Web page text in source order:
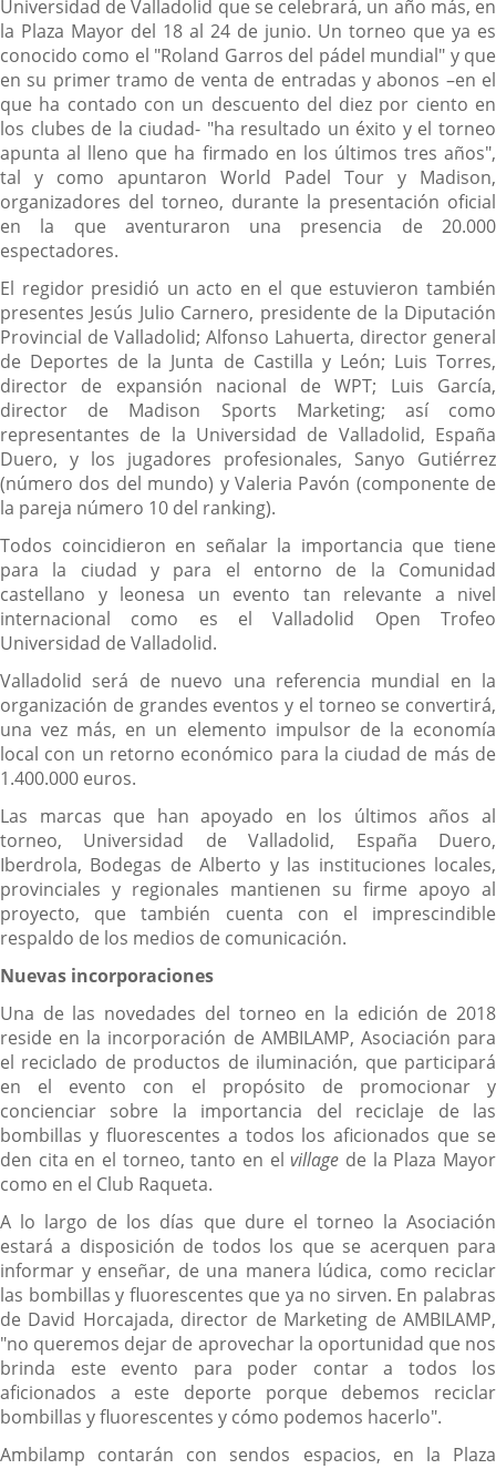
Universidad de Valladolid que se celebrará, un año más, en
la Plaza Mayor del 18 al 24 de junio. Un torneo que ya es
conocido como el "Roland Garros del pádel mundial" y que
en su primer tramo de venta de entradas y abonos –en el
que ha contado con un descuento del diez por ciento en
los clubes de la ciudad- "ha resultado un éxito y el torneo
apunta al lleno que ha firmado en los últimos tres años",
tal y como apuntaron World Padel Tour y Madison,
organizadores del torneo, durante la presentación oficial
en la que aventuraron una presencia de 20.000
espectadores.
El regidor presidió un acto en el que estuvieron también
presentes Jesús Julio Carnero, presidente de la Diputación
Provincial de Valladolid; Alfonso Lahuerta, director general
de Deportes de la Junta de Castilla y León; Luis Torres,
director de expansión nacional de WPT; Luis García,
director de Madison Sports Marketing; así como
representantes de la Universidad de Valladolid, España
Duero, y los jugadores profesionales, Sanyo Gutiérrez
(número dos del mundo) y Valeria Pavón (componente de
la pareja número 10 del ranking).
Todos coincidieron en señalar la importancia que tiene
para la ciudad y para el entorno de la Comunidad
castellano y leonesa un evento tan relevante a nivel
internacional como es el Valladolid Open Trofeo
Universidad de Valladolid.
Valladolid será de nuevo una referencia mundial en la
organización de grandes eventos y el torneo se convertirá,
una vez más, en un elemento impulsor de la economía
local con un retorno económico para la ciudad de más de
1.400.000 euros.
Las marcas que han apoyado en los últimos años al
torneo, Universidad de Valladolid, España Duero,
Iberdrola, Bodegas de Alberto y las instituciones locales,
provinciales y regionales mantienen su firme apoyo al
proyecto, que también cuenta con el imprescindible
respaldo de los medios de comunicación.
Nuevas incorporaciones
Una de las novedades del torneo en la edición de 2018
reside en la incorporación de AMBILAMP, Asociación para
el reciclado de productos de iluminación, que participará
en el evento con el propósito de promocionar y
concienciar sobre la importancia del reciclaje de las
bombillas y fluorescentes a todos los aficionados que se
den cita en el torneo, tanto en elvillage de la Plaza Mayor
como en el Club Raqueta.
A lo largo de los días que dure el torneo la Asociación
estará a disposición de todos los que se acerquen para
informar y enseñar, de una manera lúdica, como reciclar
las bombillas y fluorescentes que ya no sirven. En palabras
de David Horcajada, director de Marketing de AMBILAMP,
"no queremos dejar de aprovechar la oportunidad que nos
brinda este evento para poder contar a todos los
aficionados a este deporte porque debemos reciclar
bombillas y fluorescentes y cómo podemos hacerlo".
Ambilamp contarán con sendos espacios, en la Plaza